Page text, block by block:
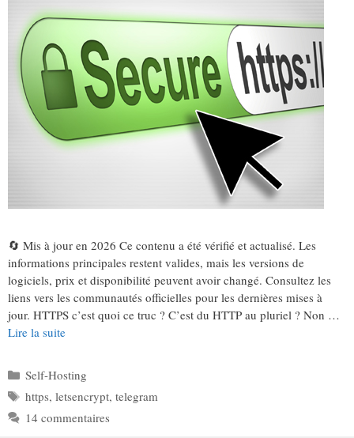
🔄 Mis à jour en 2026 Ce contenu a été vérifié et actualisé. Les
informations principales restent valides, mais les versions de
logiciels, prix et disponibilité peuvent avoir changé. Consultez les
liens vers les communautés officielles pour les dernières mises à
jour. HTTPS c’est quoi ce truc ? C’est du HTTP au pluriel ? Non …
Lire la suite
Catégories
Self-Hosting
Étiquettes
https, letsencrypt, telegram
14 commentaires